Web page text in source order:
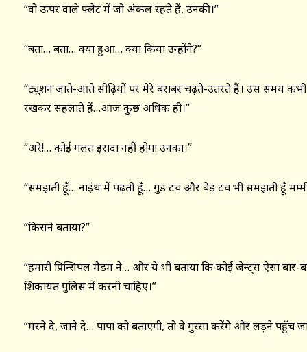
“वो ऊपर वाले फ्लैट में जो अंकल रहते हैं, उनकी।”
“बता… बता… क्या हुआ… क्या किया उन्होंने?”
“ट्यूशन जाते-आते सीढ़ियों पर मेरे बराबर चढ़ते-उतरते हैं। उस समय
रखकर सहलाते हैं…आज कुछ अधिक ही।”
“अरे!… कोई गलत इरादा नहीं होगा उनका।”
“समझती हूँ… नाइंथ में पढ़ती हूँ… गुड टच और बेड टच भी समझती हूँ
“किसने बताया?”
“हमारी प्रिन्सिपल मैडम ने… और ये भी बताया कि कोई जेन्ट्स ऐसा
शिकायत पुलिस में करनी चाहिए।”
“मरने दे, जाने दे… पापा को बताएगी, तो वे गुस्सा करेंगे और लड़ने पहुँच